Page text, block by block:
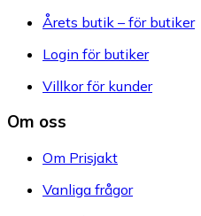
Årets butik – för butiker
Login för butiker
Villkor för kunder
Om oss
Om Prisjakt
Vanliga frågor